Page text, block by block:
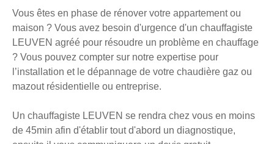
Vous êtes en phase de rénover votre appartement ou
maison ? Vous avez besoin d'urgence d'un chauffagiste
LEUVEN agréé pour résoudre un problème en chauffage
? Vous pouvez compter sur notre expertise pour
l’installation et le dépannage de votre chaudière gaz ou
mazout résidentielle ou entreprise.
Un chauffagiste LEUVEN se rendra chez vous en moins
de 45min afin d'établir tout d'abord un diagnostique,